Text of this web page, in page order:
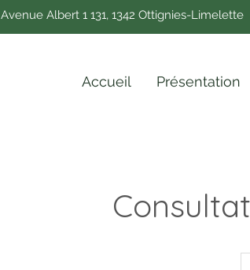
Avenue Albert 1 131, 1342 Ottignies-Limelette
Accueil Présentation